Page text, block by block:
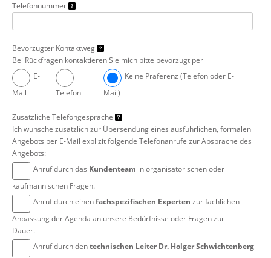
Telefonnummer
Bevorzugter Kontaktweg
Bei Rückfragen kontaktieren Sie mich bitte bevorzugt per
E-
Mail
Telefon
Keine Präferenz (Telefon oder E-
Mail)
Zusätzliche Telefongespräche
Ich wünsche zusätzlich zur Übersendung eines ausführlichen, formalen
Angebots per E-Mail explizit folgende Telefonanrufe zur Absprache des
Angebots:
Anruf durch das Kundenteam in organisatorischen oder
kaufmännischen Fragen.
Anruf durch einenfachspezifischen Experten zur fachlichen
Anpassung der Agenda an unsere Bedürfnisse oder Fragen zur
Dauer.
Anruf durch dentechnischen Leiter Dr. Holger Schwichtenberg